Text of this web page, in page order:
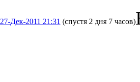
27-Дек-2011 21:31 (спустя 2 дня 7 часов)